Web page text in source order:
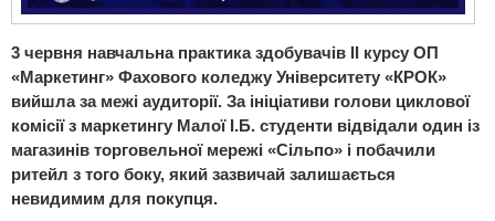
3 червня навчальна практика здобувачів ІІ курсу ОП
«Маркетинг» Фахового коледжу Університету «КРОК»
вийшла за межі аудиторії. За ініціативи голови циклової
комісії з маркетингу Малої І.Б. студенти відвідали один із
магазинів торговельної мережі «Сільпо» і побачили
ритейл з того боку, який зазвичай залишається
невидимим для покупця.